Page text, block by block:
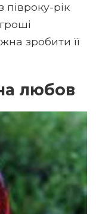
рік
зробити її
любов